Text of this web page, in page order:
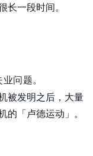
长一段时间。
问题。
被发明之后，大量
的「卢德运动」。